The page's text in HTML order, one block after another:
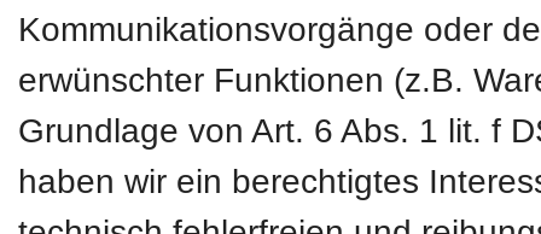
Kommunikationsvorgänge oder
erwünschter Funktionen (z.B.
Grundlage von Art. 6 Abs. 1 lit. f
haben wir ein berechtigtes